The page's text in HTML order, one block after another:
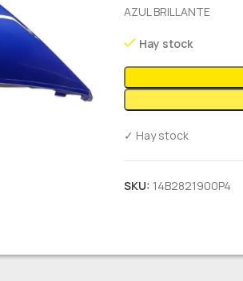
AZUL BRILLANTE
Hay stock
✓ Hay stock
SKU: 14B2821900P4